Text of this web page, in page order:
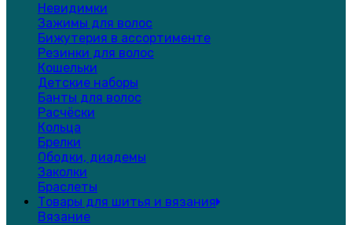
Невидимки
Зажимы для волос
Бижутерия в ассортименте
Резинки для волос
Кошельки
Детские наборы
Банты для волос
Расчёски
Кольца
Брелки
Ободки, диадемы
Заколки
Браслеты
Товары для шитья и вязания
Вязание